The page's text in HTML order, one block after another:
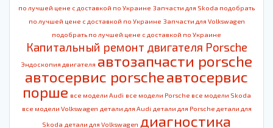
по лучшей цене с доставкой по Украине Запчасти для Skoda подобрать
по лучшей цене с доставкой по Украине Запчасти для Volkswagen
подобрать по лучшей цене с доставкой по Украине
Капитальный ремонт двигателя Porsche
Эндоскопия двигателя автозапчасти porsche
автосервис porscheавтосервис
порше все модели Audi все модели Porsche все модели Skoda
все модели Volkswagen детали для Audi детали для Porsche детали для
Skoda детали для Volkswagen диагностика